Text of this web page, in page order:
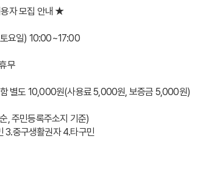
자 모집 안내 ★
요일) 10:00~17:00
무
별도 10,000원(사용료 5,000원, 보증금 5,000원)
, 주민등록주소지 기준)
3.중구생활권자 4.타구민